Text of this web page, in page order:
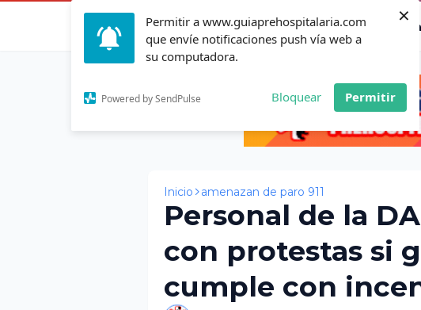
Permitir a www.guiaprehospitalaria.com
que envíe notificaciones push vía web a
su computadora.
Powered by SendPulse Bloquear Permitir
×
InicioActualidad
Inicio amenazan de paro 911
Personal de la
con protestas si
cumple con